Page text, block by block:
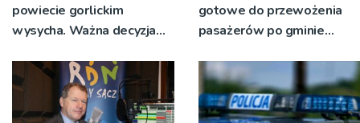
powiecie gorlickim
wysycha. Ważna decyzja
gotowe do przewożenia
pasażerów po gminie